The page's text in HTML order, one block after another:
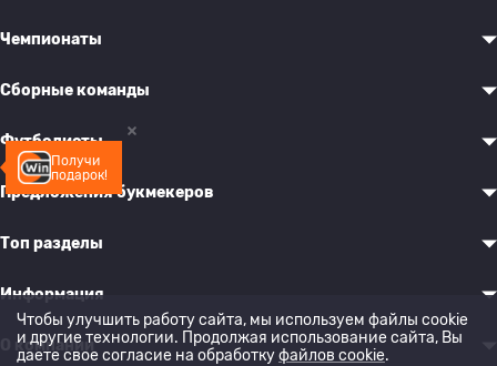
Получи
подарок!
Чемпионаты
Сборные команды
Футболисты
Предложения букмекеров
Топ разделы
Информация
О компании
Чтобы улучшить работу сайта, мы используем файлы cookie
и другие технологии. Продолжая использование сайта, Вы
даете свое согласие на обработкуфайлов cookie.